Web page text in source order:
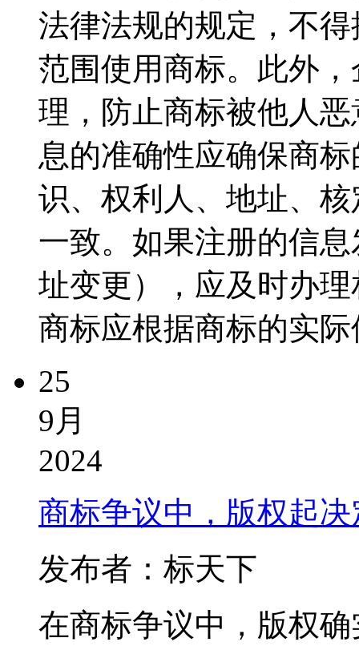
法律法规的规定，不
范围使用商标。此外
理，防止商标被他人
息的准确性应确保商
识、权利人、地址、
一致。如果注册的信
址变更），应及时办
商标应根据商标的实
25
9月
2024
商标争议中，版权起
发布者：标天下
在商标争议中，版权